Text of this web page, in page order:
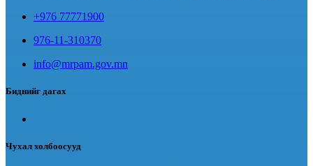
+976 77771900
976-11-310370
info@mrpam.gov.mn
Биднийг дагах
Чухал холбоосууд